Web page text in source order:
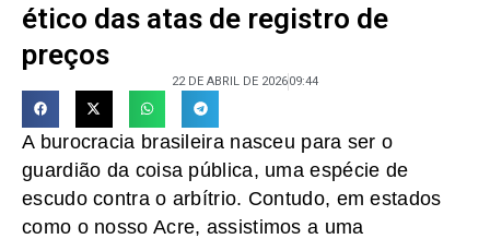
ético das atas de registro de
preços
22 DE ABRIL DE 202609:44
A burocracia brasileira nasceu para ser o
guardião da coisa pública, uma espécie de
escudo contra o arbítrio. Contudo, em estados
como o nosso Acre, assistimos a uma